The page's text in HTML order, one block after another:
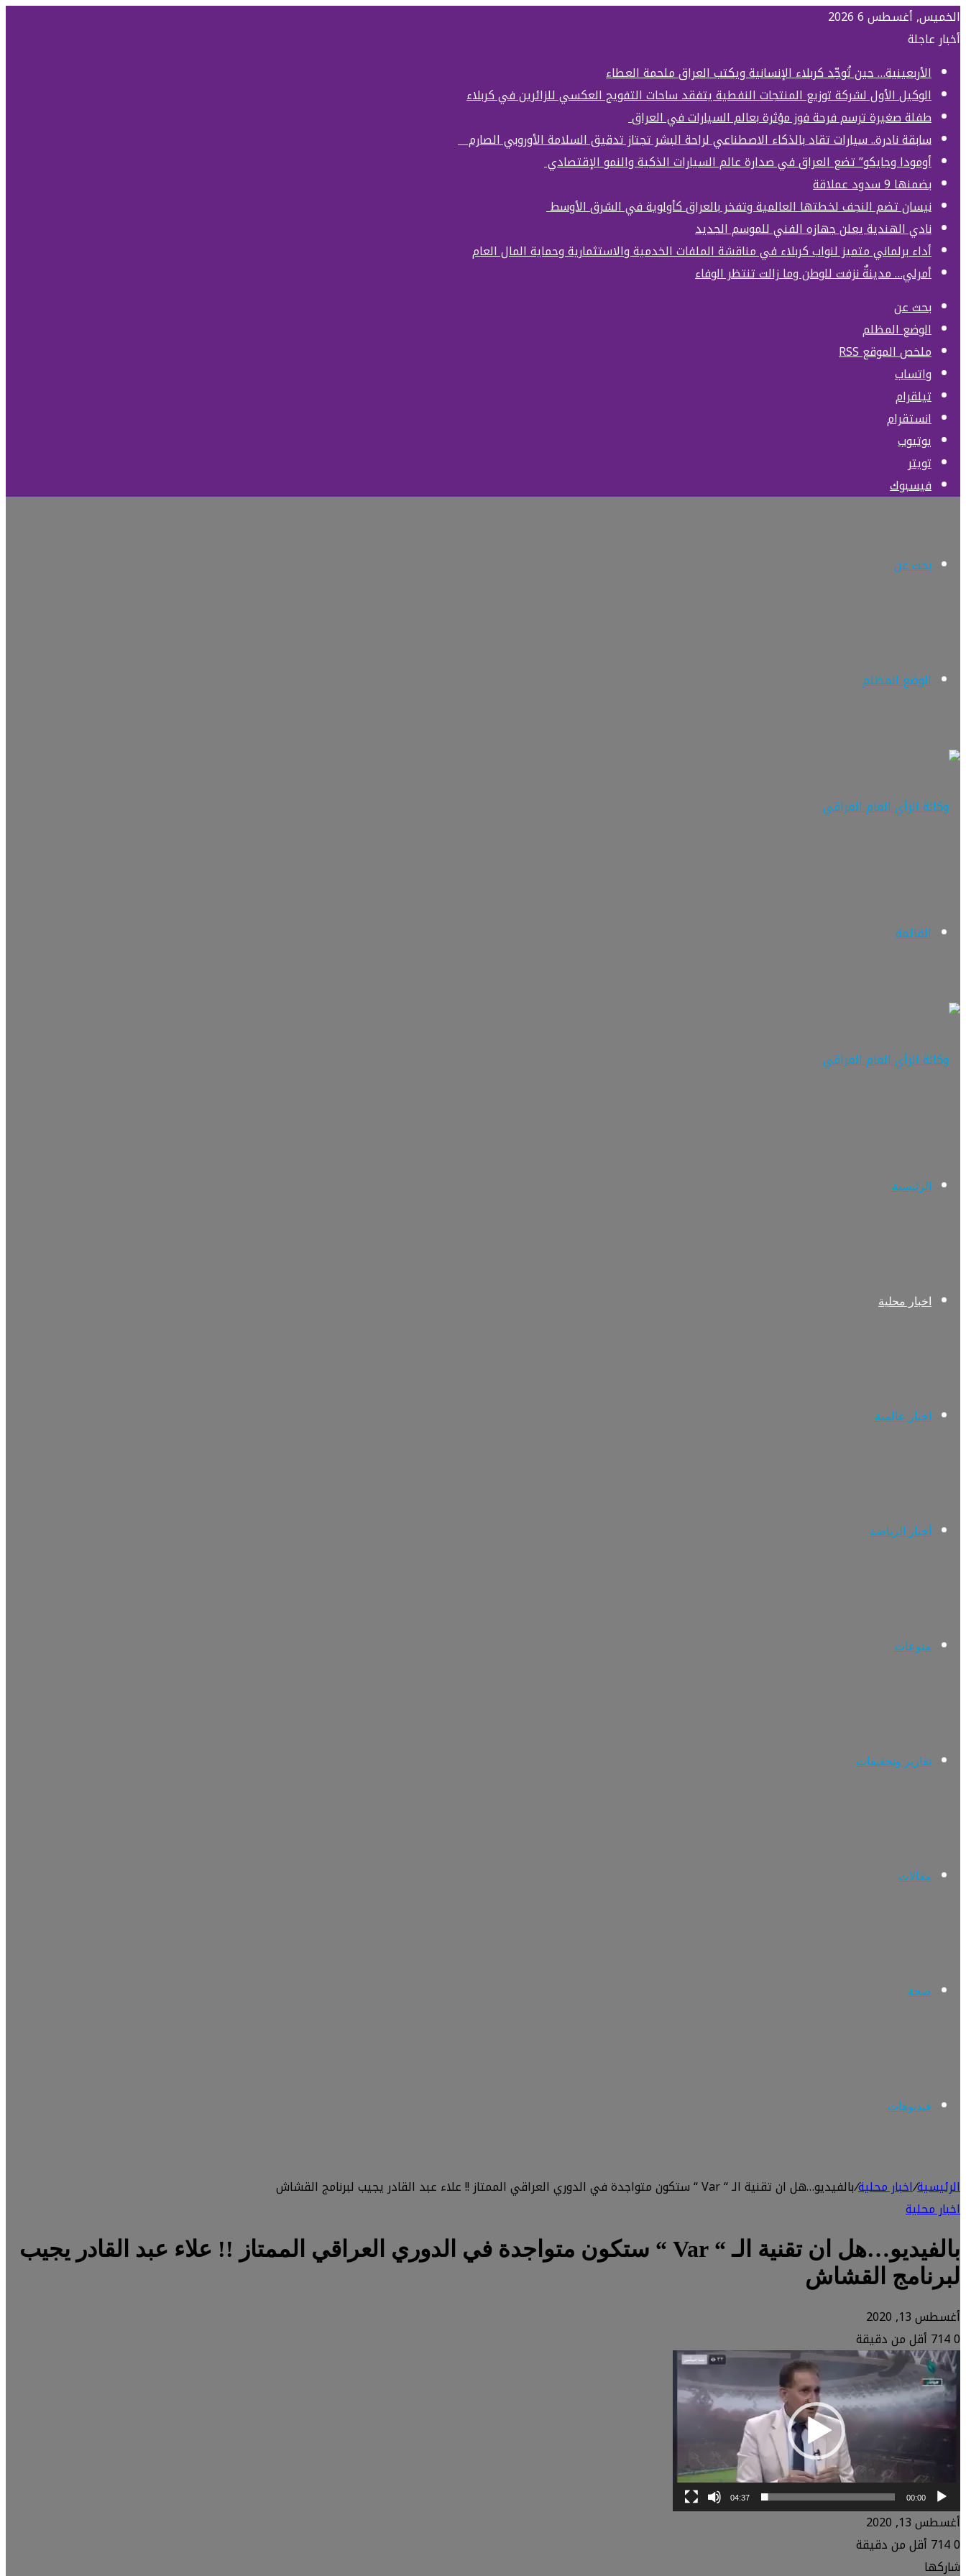
الخميس, أغسطس 6 2026
أخبار عاجلة
الأربعينية… حين تُوحِّد كربلاء الإنسانية ويكتب العراق ملحمة العطاء
الوكيل الأول لشركة توزيع المنتجات النفطية يتفقد ساحات التفويج العكسي للزائرين في كربلاء
طفلة صغيرة ترسم فرحة فوز مؤثرة بعالم السيارات في العراق
سابقة نادرة.. سيارات تقاد بالذكاء الاصطناعي لراحة البشر تجتاز تدقيق السلامة الأوروبي الصارم
أومودا وجايكو” تضع العراق في صدارة عالم السيارات الذكية والنمو الإقتصادي
بضمنها 9 سدود عملاقة
نيسان تضم النجف لخطتها العالمية وتفخر بالعراق كأولوية في الشرق الأوسط
نادي الهندية يعلن جهازه الفني للموسم الجديد
أداء برلماني متميز لنواب كربلاء في مناقشة الملفات الخدمية والاستثمارية وحماية المال العام
أمرلي… مدينةٌ نزفت للوطن وما زالت تنتظر الوفاء
بحث عن
الوضع المظلم
ملخص الموقع RSS
واتساب
تيلقرام
انستقرام
يوتيوب
تويتر
فيسبوك
بحث عن
الوضع المظلم
القائمة
الرئيسية
اخبار محلية
اخبار عالمية
أخبار الرياضة
منوعات
تقارير وتحقيقات
مقالات
صحة
فيديوهات
الرئيسية/اخبار محلية/بالفيديو…هل ان تقنية الـ “ Var “ ستكون متواجدة في الدوري العراقي الممتاز !! علاء عبد القادر يجيب لبرنامج القشاش
اخبار محلية
بالفيديو…هل ان تقنية الـ “ Var “ ستكون متواجدة في الدوري العراقي الممتاز !! علاء عبد القادر يجيب
لبرنامج القشاش
أغسطس 13, 2020
0
أقل من دقيقة
مشغل
الفيديو
00:00
04:37
أغسطس 13, 2020
0
أقل من دقيقة
شاركها